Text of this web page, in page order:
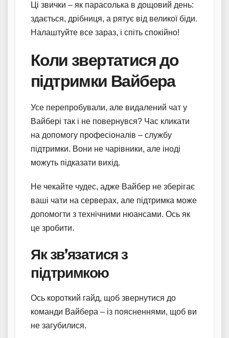
Ці звички – як парасолька в дощовий день:
здається, дрібниця, а рятує від великої біди.
Налаштуйте все зараз, і спіть спокійно!
Коли звертатися до
підтримки Вайбера
Усе перепробували, але видалений чат у
Вайбері так і не повернувся? Час кликати
на допомогу професіоналів – службу
підтримки. Вони не чарівники, але іноді
можуть підказати вихід.
Не чекайте чудес, адже Вайбер не зберігає
ваші чати на серверах, але підтримка може
допомогти з технічними нюансами. Ось як
це зробити.
Як зв’язатися з
підтримкою
Ось короткий гайд, щоб звернутися до
команди Вайбера – із поясненнями, щоб ви
не загубилися.